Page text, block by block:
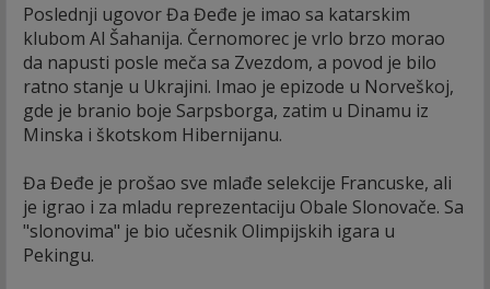
Poslednji ugovor Đa Đeđe je imao sa katarskim
klubom Al Šahanija. Černomorec je vrlo brzo morao
da napusti posle meča sa Zvezdom, a povod je bilo
ratno stanje u Ukrajini. Imao je epizode u Norveškoj,
gde je branio boje Sarpsborga, zatim u Dinamu iz
Minska i škotskom Hibernijanu.
Đa Đeđe je prošao sve mlađe selekcije Francuske, ali
je igrao i za mladu reprezentaciju Obale Slonovače. Sa
"slonovima" je bio učesnik Olimpijskih igara u
Pekingu.